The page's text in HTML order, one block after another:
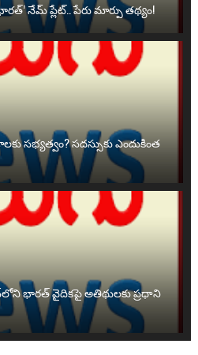
నేమ్ ప్లేట్‌.. పేరు మార్పు తథ్యం!
సభ్యత్వం? సదస్సుకు ఎందుకింత
భారత్ వైదికపై అతిథులకు ప్రధాని